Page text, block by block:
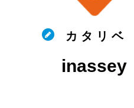
カ タ リ ベ
inassey